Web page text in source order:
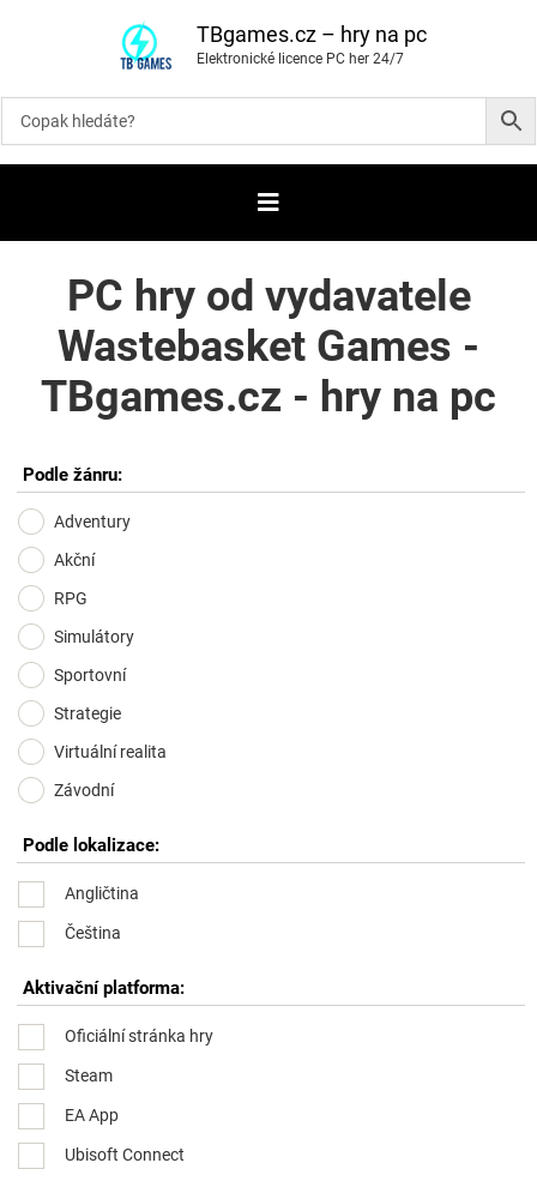
o
i
t
b
TBgames.cz – hry na pc
Elektronické licence PC her 24/7
PC hry od vydavatele
Wastebasket Games -
TBgames.cz - hry na pc
Podle žánru:
Adventury
Akční
RPG
Simulátory
Sportovní
Strategie
Virtuální realita
Závodní
Podle lokalizace:
Angličtina
Čeština
Aktivační platforma:
Oficiální stránka hry
Steam
EA App
Ubisoft Connect